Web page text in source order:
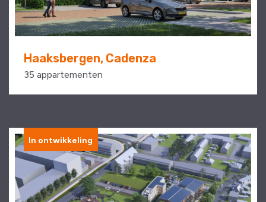
Haaksbergen, Cadenza
35 appartementen
In ontwikkeling